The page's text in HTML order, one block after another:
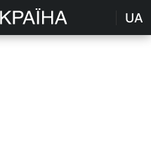
UA